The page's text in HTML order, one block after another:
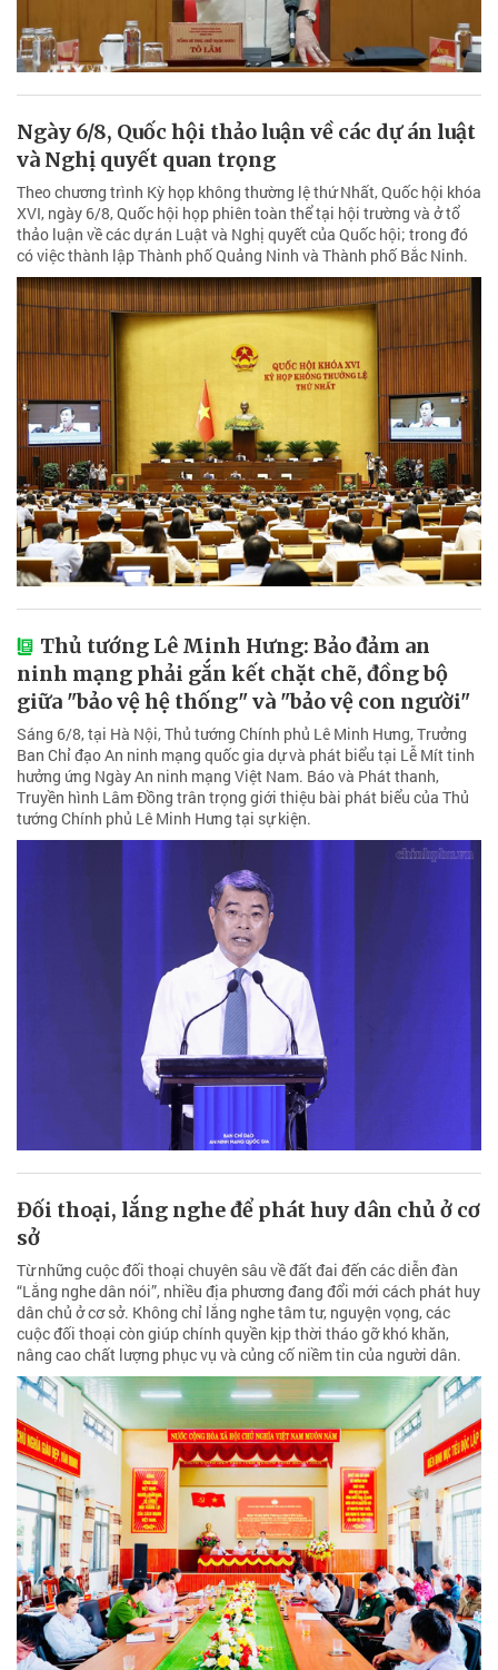
Ngày 6/8, Quốc hội thảo luận về các dự án luật
và Nghị quyết quan trọng
Theo chương trình Kỳ họp không thường lệ thứ Nhất, Quốc hội khóa
XVI, ngày 6/8, Quốc hội họp phiên toàn thể tại hội trường và ở tổ
thảo luận về các dự án Luật và Nghị quyết của Quốc hội; trong đó
có việc thành lập Thành phố Quảng Ninh và Thành phố Bắc Ninh.
Thủ tướng Lê Minh Hưng: Bảo đảm an
ninh mạng phải gắn kết chặt chẽ, đồng bộ
giữa "bảo vệ hệ thống" và "bảo vệ con người"
Sáng 6/8, tại Hà Nội, Thủ tướng Chính phủ Lê Minh Hưng, Trưởng
Ban Chỉ đạo An ninh mạng quốc gia dự và phát biểu tại Lễ Mít tinh
hưởng ứng Ngày An ninh mạng Việt Nam. Báo và Phát thanh,
Truyền hình Lâm Đồng trân trọng giới thiệu bài phát biểu của Thủ
tướng Chính phủ Lê Minh Hưng tại sự kiện.
Đối thoại, lắng nghe để phát huy dân chủ ở cơ
sở
Từ những cuộc đối thoại chuyên sâu về đất đai đến các diễn đàn
“Lắng nghe dân nói”, nhiều địa phương đang đổi mới cách phát huy
dân chủ ở cơ sở. Không chỉ lắng nghe tâm tư, nguyện vọng, các
cuộc đối thoại còn giúp chính quyền kịp thời tháo gỡ khó khăn,
nâng cao chất lượng phục vụ và củng cố niềm tin của người dân.